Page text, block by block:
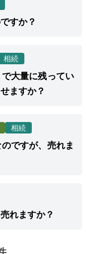
すか？
相続
大量に残ってい
ますか？
相続
ですが、売れま
れますか？